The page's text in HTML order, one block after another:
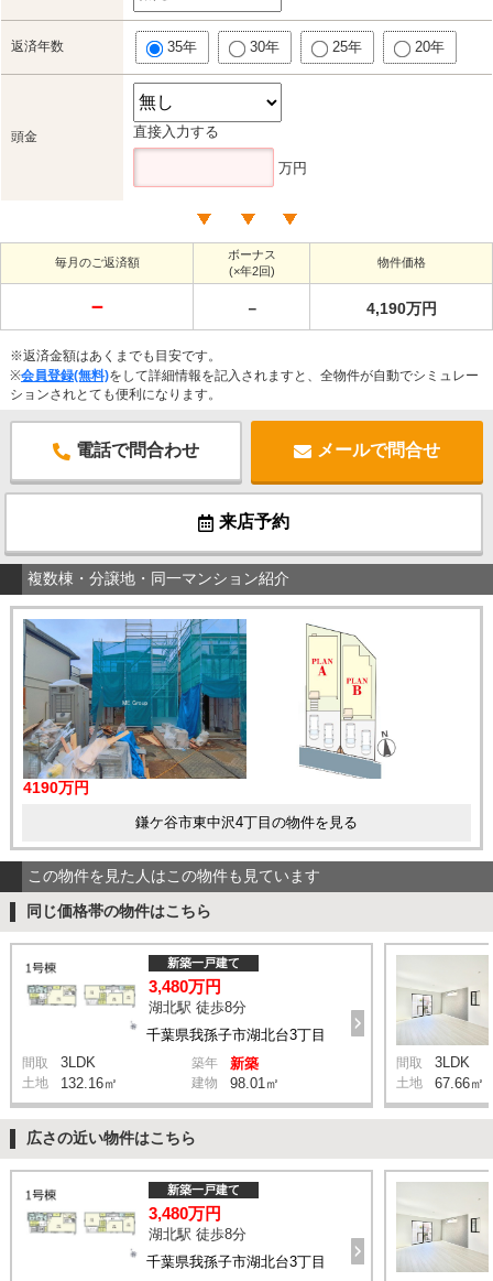
返済年数 35年 30年 25年 20年
頭金 直接入力する
万円
毎月のご返済額
ボーナス
(×年2回)
物件価格
－ － 4,190万円
※返済金額はあくまでも目安です。
※会員登録(無料)をして詳細情報を記入されますと、全物件が自動でシミュレー
ションされとても便利になります。
電話で問合わせ メールで問合せ
来店予約
複数棟・分譲地・同一マンション紹介
4190万円
鎌ケ谷市東中沢4丁目の物件を見る
この物件を見た人はこの物件も見ています
同じ価格帯の物件はこちら
千葉県我孫子市湖北台3丁目
新築一戸建て
3,480万円
湖北駅 徒歩8分
間取 3LDK 築年 新築
土地 132.16㎡ 建物 98.01㎡
間取 3LDK
土地 67.66㎡
広さの近い物件はこちら
千葉県我孫子市湖北台3丁目
新築一戸建て
3,480万円
湖北駅 徒歩8分